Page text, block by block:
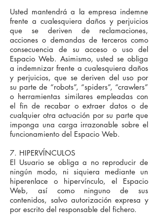
Usted mantendrá a la empresa indemne
frente a cualesquiera daños y perjuicios
que se deriven de reclamaciones,
acciones o demandas de terceros como
consecuencia de su acceso o uso del
Espacio Web. Asimismo, usted se obliga
a indemnizar frente a cualesquiera daños
y perjuicios, que se deriven del uso por
su parte de “robots”, “spiders”, “crawlers”
o herramientas similares empleadas con
el fin de recabar o extraer datos o de
cualquier otra actuación por su parte que
imponga una carga irrazonable sobre el
funcionamiento del Espacio Web.
7. HIPERVÍNCULOS
El Usuario se obliga a no reproducir de
ningún modo, ni siquiera mediante un
hiperenlace o hipervínculo, el Espacio
Web, así como ninguno de sus
contenidos, salvo autorización expresa y
por escrito del responsable del fichero.